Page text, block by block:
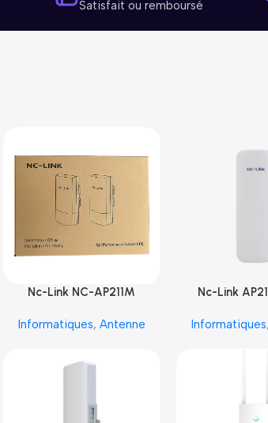
Satisfait ou remboursé
Nc-Link NC-AP211M
Informatiques, Antenne
Nc-Link
Informatiques,